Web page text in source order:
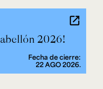
2026!
Fecha de cierre:
22 AGO 2026.